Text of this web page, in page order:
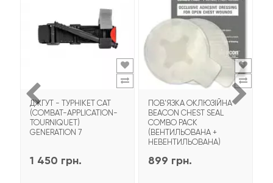
ДЖГУТ - ТУРНІКЕТ CAT
(COMBAT-APPLICATION-
TOURNIQUET)
GENERATION 7
1 450 грн.
ПОВ'ЯЗКА ОКЛЮЗІЙНА
BEACON CHEST SEAL
COMBO PACK
(ВЕНТИЛЬОВАНА +
НЕВЕНТИЛЬОВАНА)
899 грн.